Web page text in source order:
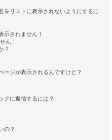
をリストに表示されないようにするに
示されません！
ん！
？
ージが表示されるんですけど？
クに返信するには？
の？